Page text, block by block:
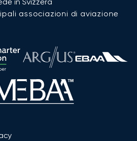
in Svizzera
associazioni di aviazione